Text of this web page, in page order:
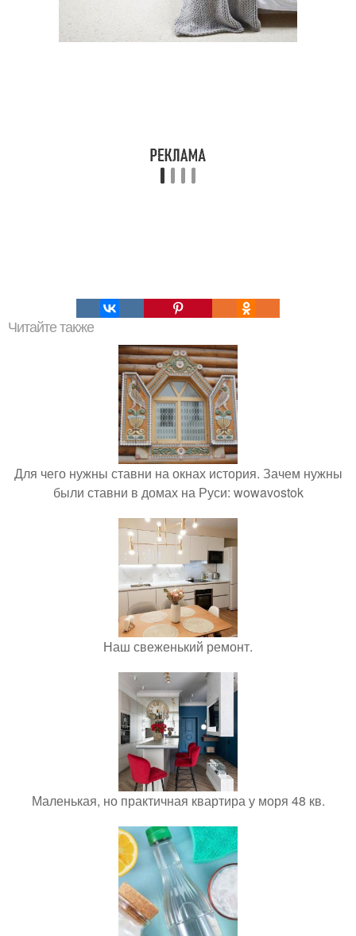
Читайте также
Для чего нужны ставни на окнах история. Зачем нужны
были ставни в домах на Руси: wowavostok
Наш свеженький ремонт.
Маленькая, но практичная квартира у моря 48 кв.